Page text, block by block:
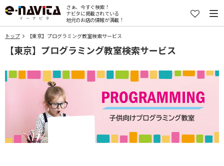
さぁ、今すぐ検索！
ナビタに掲載されている
地元のお店の情報が満載！
トップ 【東京】プログラミング教室検索サービス
【東京】プログラミング教室検索サービス